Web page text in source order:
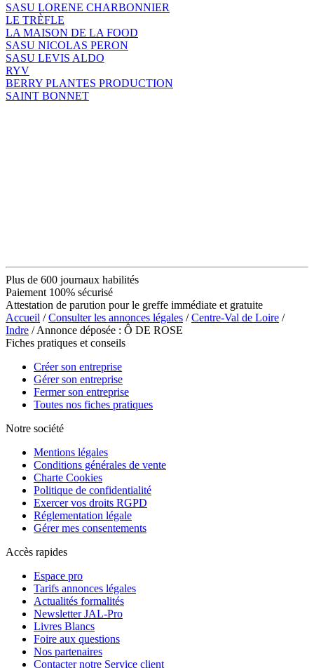
SASU LORENE CHARBONNIER
LE TRÈFLE
LA MAISON DE LA FOOD
SASU NICOLAS PERON
SASU LEVIS ALDO
RYV
BERRY PLANTES PRODUCTION
SAINT BONNET
Plus de 600 journaux habilités
Paiement 100% sécurisé
Attestation de parution pour le greffe immédiate et gratuite
Accueil /Consulter les annonces légales /Centre-Val de Loire /
Indre / Annonce déposée : Ô DE ROSE
Fiches pratiques et conseils
Créer son entreprise
Gérer son entreprise
Fermer son entreprise
Toutes nos fiches pratiques
Notre société
Mentions légales
Conditions générales de vente
Charte Cookies
Politique de confidentialité
Exercer vos droits RGPD
Réglementation légale
Gérer mes consentements
Accès rapides
Espace pro
Tarifs annonces légales
Actualités formalités
Newsletter JAL-Pro
Livres Blancs
Foire aux questions
Nos partenaires
Contacter notre Service client